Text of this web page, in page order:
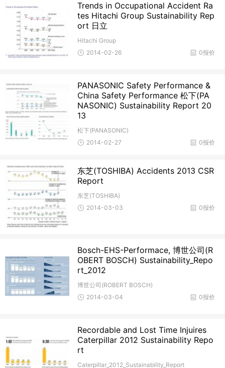
Trends in Occupational Accident Ra
tes Hitachi Group Sustainability Rep
ort 日立
Hitachi Group
0报价
2014-02-26
PANASONIC Safety Performance &
China Safety Performance 松下(PA
NASONIC) Sustainability Report 20
13
松下(PANASONIC)
0报价
2014-02-27
东芝(TOSHIBA) Accidents 2013 CSR
Report
东芝(TOSHIBA)
0报价
2014-03-03
Bosch-EHS-Performace, 博世公司(R
OBERT BOSCH) Sustainability_Repo
rt_2012
博世公司(ROBERT BOSCH)
0报价
2014-03-04
Recordable and Lost Time Injuires
Caterpillar 2012 Sustainability Repo
rt
Caterpillar_2012_Sustainability_Report